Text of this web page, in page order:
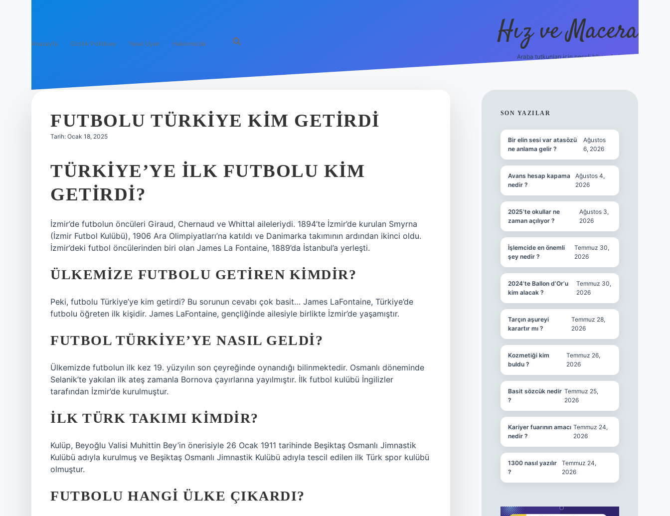
Anasayfa Gizlilik Politikası Yasal Uyarı Hakkımızda Hız ve Macera
Araba tutkunları için neşeli hikayeler!
FUTBOLU TÜRKIYE KIM GETIRDI
Tarih: Ocak 18, 2025
TÜRKIYE’YE ILK FUTBOLU KIM
GETIRDI?
İzmir’de futbolun öncüleri Giraud, Chernaud ve Whittal aileleriydi. 1894’te İzmir’de kurulan Smyrna
(İzmir Futbol Kulübü), 1906 Ara Olimpiyatları’na katıldı ve Danimarka takımının ardından ikinci oldu.
İzmir’deki futbol öncülerinden biri olan James La Fontaine, 1889’da İstanbul’a yerleşti.
ÜLKEMIZE FUTBOLU GETIREN KIMDIR?
Peki, futbolu Türkiye’ye kim getirdi? Bu sorunun cevabı çok basit… James LaFontaine, Türkiye’de
futbolu öğreten ilk kişidir. James LaFontaine, gençliğinde ailesiyle birlikte İzmir’de yaşamıştır.
FUTBOL TÜRKIYE’YE NASIL GELDI?
Ülkemizde futbolun ilk kez 19. yüzyılın son çeyreğinde oynandığı bilinmektedir. Osmanlı döneminde
Selanik’te yakılan ilk ateş zamanla Bornova çayırlarına yayılmıştır. İlk futbol kulübü İngilizler
tarafından İzmir’de kurulmuştur.
İLK TÜRK TAKIMI KIMDIR?
Kulüp, Beyoğlu Valisi Muhittin Bey’in önerisiyle 26 Ocak 1911 tarihinde Beşiktaş Osmanlı Jimnastik
Kulübü adıyla kurulmuş ve Beşiktaş Osmanlı Jimnastik Kulübü adıyla tescil edilen ilk Türk spor kulübü
olmuştur.
FUTBOLU HANGI ÜLKE ÇIKARDI?
SIDEBAR
SON YAZILAR
Bir elin sesi var atasözü
ne anlama gelir ?
Ağustos
6, 2026
Avans hesap kapama
nedir ?
Ağustos 4,
2026
2025’te okullar ne
zaman açılıyor ?
Ağustos 3,
2026
İşlemcide en önemli
şey nedir ?
Temmuz 30,
2026
2024’te Ballon d’Or’u
kim alacak ?
Temmuz 30,
2026
Tarçın aşureyi
karartır mı ?
Temmuz 28,
2026
Kozmetiği kim
buldu ?
Temmuz 26,
2026
Basit sözcük nedir
?
Temmuz 25,
2026
Kariyer fuarının amacı
nedir ?
Temmuz 24,
2026
1300 nasıl yazılır
?
Temmuz 24,
2026
hiltonbet